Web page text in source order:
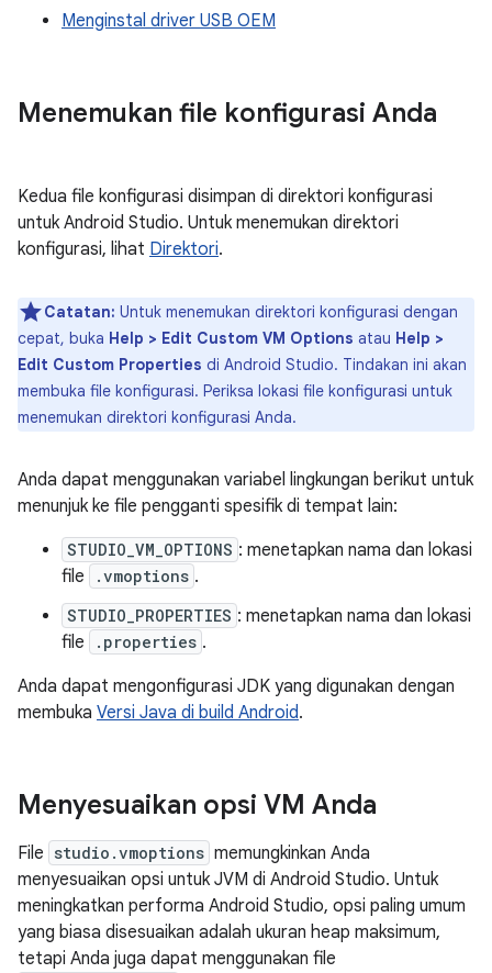
Menginstal driver USB OEM
Menemukan file konfigurasi Anda
Kedua file konfigurasi disimpan di direktori konfigurasi
untuk Android Studio. Untuk menemukan direktori
konfigurasi, lihat Direktori.
Catatan: Untuk menemukan direktori konfigurasi dengan
cepat, buka Help > Edit Custom VM Options atau Help >
Edit Custom Properties di Android Studio. Tindakan ini akan
membuka file konfigurasi. Periksa lokasi file konfigurasi untuk
menemukan direktori konfigurasi Anda.
Anda dapat menggunakan variabel lingkungan berikut untuk
menunjuk ke file pengganti spesifik di tempat lain:
STUDIO_VM_OPTIONS : menetapkan nama dan lokasi
file
.vmoptions .
STUDIO_PROPERTIES : menetapkan nama dan lokasi
file
.properties .
Anda dapat mengonfigurasi JDK yang digunakan dengan
membuka Versi Java di build Android.
Menyesuaikan opsi VM Anda
File studio.vmoptions memungkinkan Anda
menyesuaikan opsi untuk JVM di Android Studio. Untuk
meningkatkan performa Android Studio, opsi paling umum
yang biasa disesuaikan adalah ukuran heap maksimum,
tetapi Anda juga dapat menggunakan file